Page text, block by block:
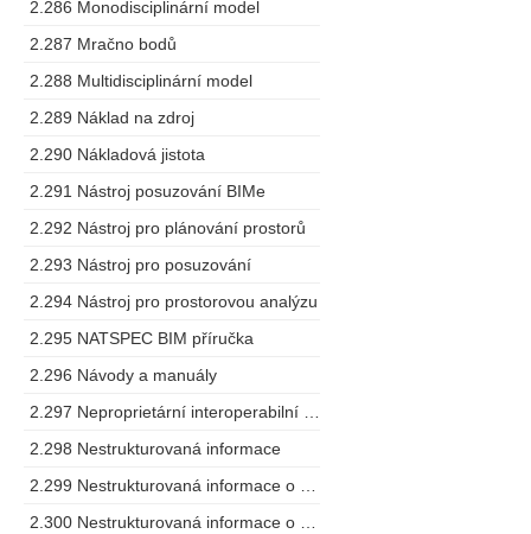
2.286 Monodisciplinární model
2.287 Mračno bodů
2.288 Multidisciplinární model
2.289 Náklad na zdroj
2.290 Nákladová jistota
2.291 Nástroj posuzování BIMe
2.292 Nástroj pro plánování prostorů
2.293 Nástroj pro posuzování
2.294 Nástroj pro prostorovou analýzu
2.295 NATSPEC BIM příručka
2.296 Návody a manuály
2.298 Nestrukturovaná informace